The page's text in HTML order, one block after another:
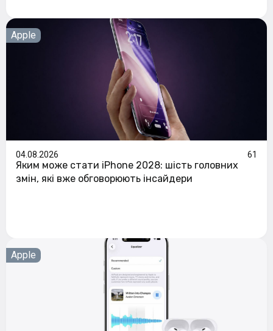
Apple
04.08.2026 61
Яким може стати iPhone 2028: шість головних
змін, які вже обговорюють інсайдери
Apple